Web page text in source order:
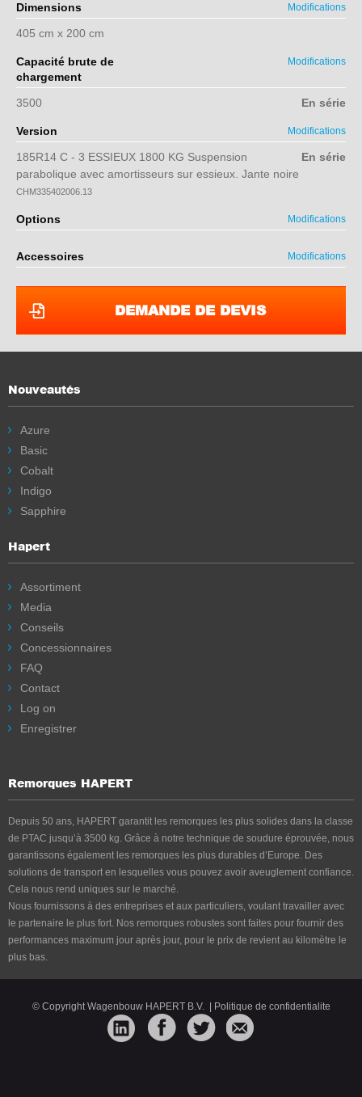
Dimensions Modifications
405 cm x 200 cm
Capacité brute de
chargement
Modifications
3500 En série
Version Modifications
En série
185R14 C - 3 ESSIEUX 1800 KG Suspension
parabolique avec amortisseurs sur essieux. Jante noire
CHM335402006.13
Options Modifications
Accessoires Modifications
DEMANDE DE DEVIS
Nouveautés
Azure
Basic
Cobalt
Indigo
Sapphire
Hapert
Assortiment
Media
Conseils
Concessionnaires
FAQ
Contact
Log on
Enregistrer
Remorques HAPERT
Depuis 50 ans, HAPERT garantit les remorques les plus solides dans la classe
de PTAC jusqu’à 3500 kg. Grâce à notre technique de soudure éprouvée, nous
garantissons également les remorques les plus durables d’Europe. Des
solutions de transport en lesquelles vous pouvez avoir aveuglement confiance.
Cela nous rend uniques sur le marché.
Nous fournissons à des entreprises et aux particuliers, voulant travailler avec
le partenaire le plus fort. Nos remorques robustes sont faites pour fournir des
performances maximum jour après jour, pour le prix de revient au kilomètre le
plus bas.
© Copyright Wagenbouw HAPERT B.V.| Politique de confidentialite